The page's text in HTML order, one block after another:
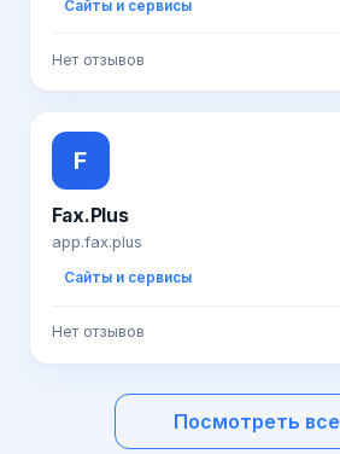
Сайты и сервисы
Нет отзывов
F
Fax.Plus
app.fax.plus
Сайты и сервисы
Нет отзывов
Посмотреть все